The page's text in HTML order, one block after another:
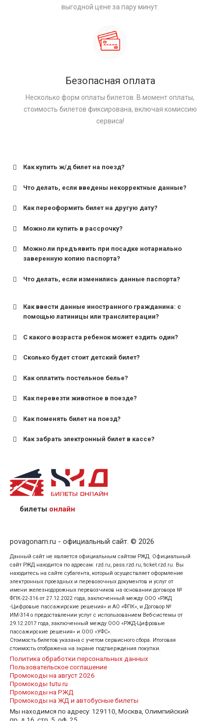
выгодной цене за пару минут.
Безопасная оплата
Несколько форм оплаты билетов. В момент оплаты,
стоимость билетов фиксирована, включая комиссию
сервиса!
Как купить ж/д билет на поезд?
Что делать, если введены некорректные данные?
Как переоформить билет на другую дату?
Можно ли купить в рассрочку?
Можно ли предъявить при посадке нотариально
заверенную копию паспорта?
Что делать, если изменились данные паспорта?
Как ввести данные иностранного гражданина: с
помощью латиницы или транслитерации?
С какого возраста ребенок может ездить один?
для поездов дальнего следования — от 10 лет и
для пригородных поездов — от 7 лет.
Сколько будет стоит детский билет?
Как оплатить постельное белье?
Как перевезти животное в поезде?
Как поменять билет на поезд?
Как забрать электронный билет в кассе?
назвав кассиру 14-значный номер заказа;
предъявив удостоверение личности пассажира, на
кого оформлен билет.
билеты онлайн
povagonam.ru - официальный сайт. © 2026
Данный сайт не является официальным сайтом РЖД. Официальный
сайт РЖД находится по адресам: rzd.ru, pass.rzd.ru, ticket.rzd.ru. Вы
находитесь на сайте субагента, который осуществляет оформление
электронных проездных и перевозочных документов и услуг от
имени железнодорожных перевозчиков на основании договора №
ФПК-22-316 от 27.12.2022 года, заключенный между ООО «РЖД
-Цифровые пассажирские решения» и АО «ФПК», и Договор №
ИМ-314 о предоставлении услуг с использованием Веб-системы от
29.12.2017 года, заключенный между ООО «РЖД-Цифровые
пассажирские решения» и ООО «УФС».
Стоимость билетов указана с учетом сервисного сбора. Итоговая
стоимость отображена на экране подтверждения покупки.
Политика обработки персональных данных
Пользовательское соглашение
Промокоды на август 2026
Промокоды tutu.ru
Промокоды на РЖД
Промокоды на ЖД и автобусные билеты
Мы находимся по адресу: 129110, Москва, Олимпийский